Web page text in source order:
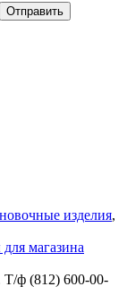
изделия,
магазина
Т/ф (812) 600-00-